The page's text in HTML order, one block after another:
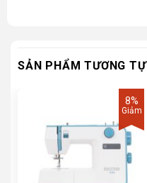
SẢN PHẨM TƯƠNG TỰ
8%
Giảm